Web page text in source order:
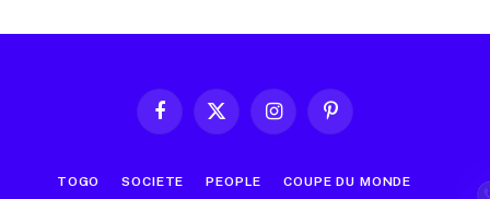
FacebookX
InstagramPinterest
TOGO SOCIETE PEOPLE COUPE DU MONDE